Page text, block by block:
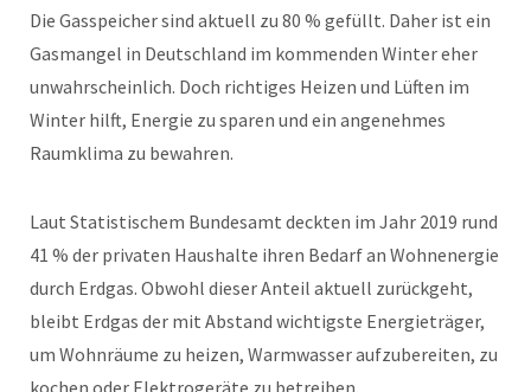
Die Gasspeicher sind aktuell zu 80 % gefüllt. Daher ist ein
Gasmangel in Deutschland im kommenden Winter eher
unwahrscheinlich. Doch richtiges Heizen und Lüften im
Winter hilft, Energie zu sparen und ein angenehmes
Raumklima zu bewahren.
Laut Statistischem Bundesamt deckten im Jahr 2019 rund
41 % der privaten Haushalte ihren Bedarf an Wohnenergie
durch Erdgas. Obwohl dieser Anteil aktuell zurückgeht,
bleibt Erdgas der mit Abstand wichtigste Energieträger,
um Wohnräume zu heizen, Warmwasser aufzubereiten, zu
kochen oder Elektrogeräte zu betreiben.